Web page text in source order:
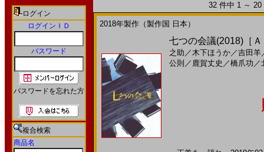
ログイン
ログインＩＤ
パスワード
パスワードを忘れた方
複合検索
商品名
32 件中 1 ～
2018年製作（製作国 日本）
七つの会議(2018)［
之助 ／木下ほうか／吉田羊
公則 ／ 鹿賀丈史 ／橋爪功 ／